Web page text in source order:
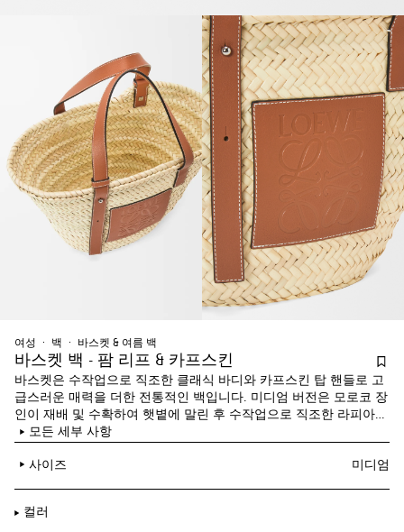
여성 백 바스켓 & 여름 백
바스켓 백 - 팜 리프 & 카프스킨
바스켓은 수작업으로 직조한 클래식 바디와 카프스킨 탑 핸들로 고
급스러운 매력을 더한 전통적인 백입니다. 미디엄 버전은 모로코 장
인이 재배 및 수확하여 햇볕에 말린 후 수작업으로 직조한 라피아
잎을 소재로 스페인에서 제작되었습니다.
모든 세부 사항
사이즈 미디엄
컬러